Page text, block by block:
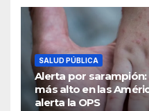
SALUD PÚBLICA
Alerta por
más alto en las
alerta la OPS